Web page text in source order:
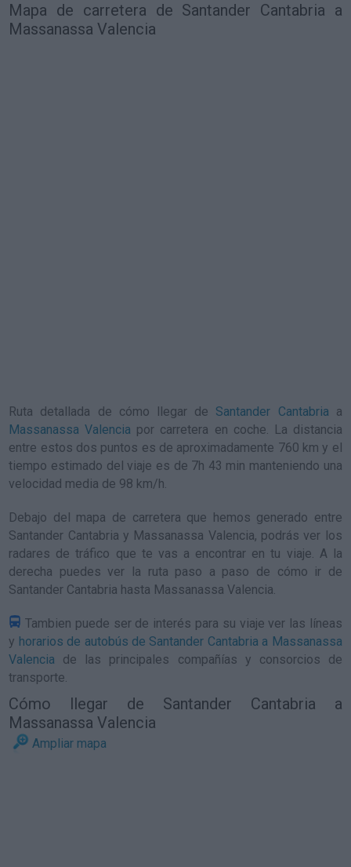
Mapa de carretera de Santander Cantabria a
Massanassa Valencia
Ruta detallada de cómo llegar de Santander Cantabria a
Massanassa Valencia por carretera en coche. La distancia
entre estos dos puntos es de aproximadamente 760 km y el
tiempo estimado del viaje es de 7h 43 min manteniendo una
velocidad media de 98 km/h.
Debajo del mapa de carretera que hemos generado entre
Santander Cantabria y Massanassa Valencia, podrás ver los
radares de tráfico que te vas a encontrar en tu viaje. A la
derecha puedes ver la ruta paso a paso de cómo ir de
Santander Cantabria hasta Massanassa Valencia.
Tambien puede ser de interés para su viaje ver las líneas
y horarios de autobús de Santander Cantabria a Massanassa
Valencia de las principales compañías y consorcios de
transporte.
Cómo llegar de Santander Cantabria a
Massanassa Valencia
Ampliar mapa